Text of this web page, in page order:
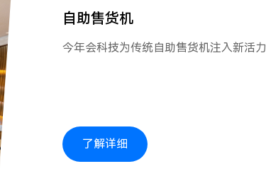
自助售货机
今年会科技为传统自助售货机注入新活力
了解详细